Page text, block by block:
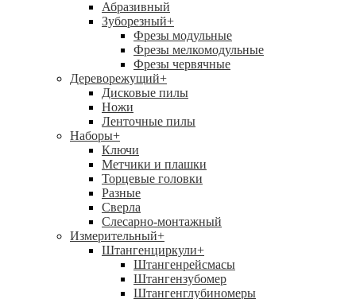
Абразивный
Зуборезный+
Фрезы модульные
Фрезы мелкомодульные
Фрезы червячные
Дереворежущий+
Дисковые пилы
Ножи
Ленточные пилы
Наборы+
Ключи
Метчики и плашки
Торцевые головки
Разные
Сверла
Слесарно-монтажный
Измерительный+
Штангенциркули+
Штангенрейсмасы
Штангензубомер
Штангенглубиномеры